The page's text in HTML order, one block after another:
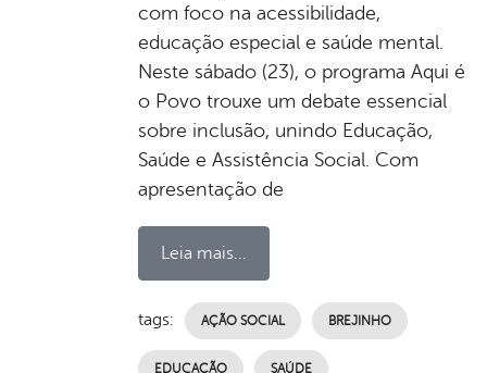
com foco na acessibilidade,
educação especial e saúde mental.
Neste sábado (23), o programa Aqui é
o Povo trouxe um debate essencial
sobre inclusão, unindo Educação,
Saúde e Assistência Social. Com
apresentação de
Leia mais...
tags: AÇÃO SOCIAL BREJINHO
EDUCAÇÃO SAÚDE